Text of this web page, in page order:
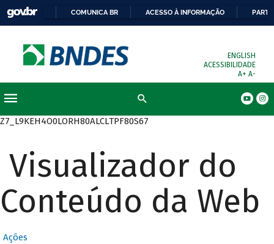
COMUNICA BR ACESSO À INFORMAÇÃO
ENGLISH
ACESSIBILIDADE
A+ A-
Z7_L9KEH4O0LORH80ALCLTPF80S67
Visualizador do
Conteúdo da Web
Ações